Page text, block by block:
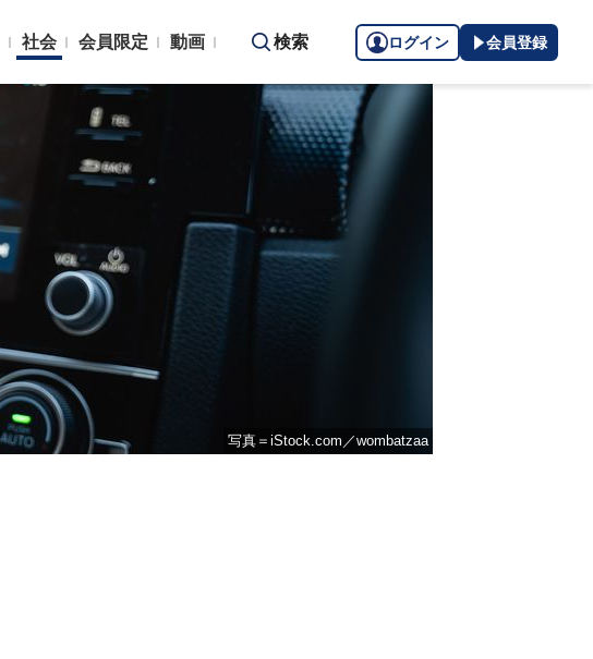
社会 会員限定 動画 検索 ログイン 会員登録
写真＝iStock.com／wombatzaa